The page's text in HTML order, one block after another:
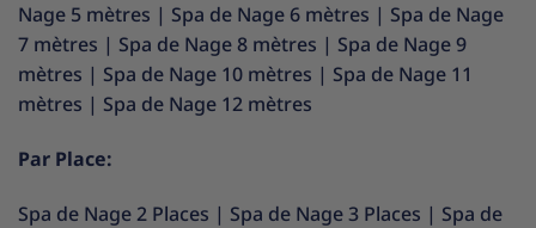
Nage 5 mètres | Spa de Nage 6 mètres | Spa de Nage
7 mètres | Spa de Nage 8 mètres | Spa de Nage 9
mètres | Spa de Nage 10 mètres | Spa de Nage 11
mètres | Spa de Nage 12 mètres
Par Place:
Spa de Nage 2 Places | Spa de Nage 3 Places | Spa de